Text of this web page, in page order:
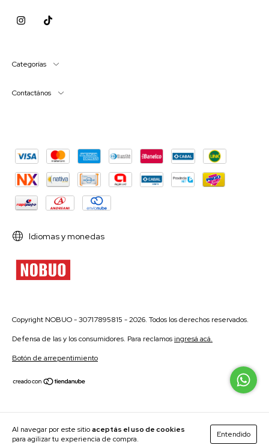
Al navegar por este sitioaceptás el uso de cookies
para agilizar tu experiencia de compra.
Entendido
Categorías
Contactános
Idiomas y monedas
Copyright NOBUO - 30717895815 - 2026. Todos los derechos reservados.
Defensa de las y los consumidores. Para reclamosingresá acá.
Botón de arrepentimiento